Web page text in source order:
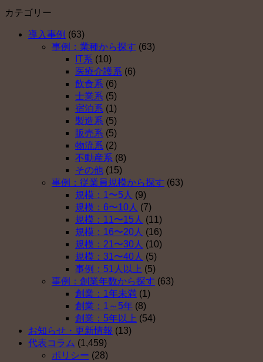
年
金
を
導
入
し
な
い
理
由
ベ
ス
ト
５
（そ
の
４）
は
確
定
拠
出
年
金
を
導
入
し
な
い
理
由
ベ
ス
ト
５
（そ
の
３）
は
企
業
型
確
定
拠
出
年
金
を
導
入
し
な
い
理
由
ベ
ス
ト
５
（そ
の
２）
は
カテゴリー
導入事例 (63)
事例：業種から探す (63)
IT系 (10)
医療介護系 (6)
飲食系 (6)
士業系 (5)
宿泊系 (1)
製造系 (5)
販売系 (5)
物流系 (2)
不動産系 (8)
その他 (15)
事例：従業員規模から探す (63)
規模：1〜5人 (9)
規模：6〜10人 (7)
規模：11〜15人 (11)
規模：16〜20人 (16)
規模：21〜30人 (10)
規模：31〜40人 (5)
事例：51人以上 (5)
事例：創業年数から探す (63)
創業：1年未満 (1)
創業：1～5年 (8)
創業：5年以上 (54)
お知らせ・更新情報 (13)
代表コラム (1,459)
ポリシー (28)